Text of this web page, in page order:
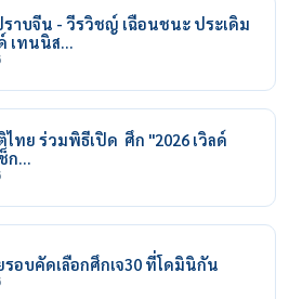
าบจีน - วีรวิชญ์ เฉือนชนะ ประเดิม
เทนนิส…
ไทย ร่วมพิธีเปิด ศึก "2026 เวิลด์
…
อบคัดเลือกศึกเจ30 ที่โดมินิกัน